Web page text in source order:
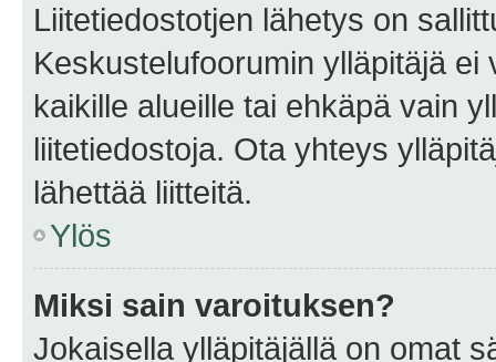
Liitetiedostotjen lähetys on
Keskustelufoorumin ylläpitäjä
kaikille alueille tai ehkäpä vain
liitetiedostoja. Ota yhteys
lähettää liitteitä.
Ylös
Miksi sain varoituksen?
Jokaisella ylläpitäjällä on omat